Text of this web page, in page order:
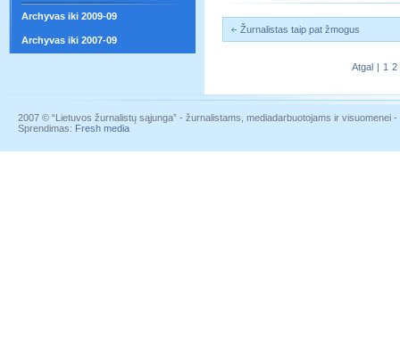
Archyvas iki 2009-09
Archyvas iki 2007-09
Žurnalistas taip pat žmogus
Atgal | 1 2
2007 © “Lietuvos žurnalistų sąjunga” - žurnalistams, mediadarbuotojams ir visuomenei
Sprendimas: Fresh media